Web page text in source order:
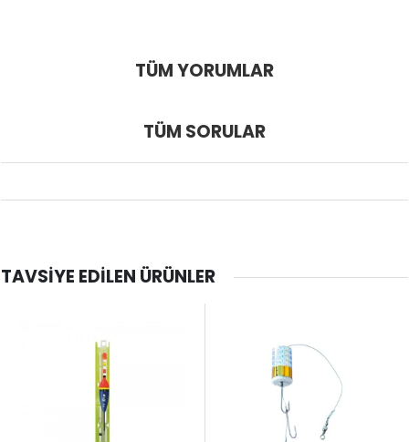
TÜM YORUMLAR
TÜM SORULAR
TAVSIYE EDILEN ÜRÜNLER